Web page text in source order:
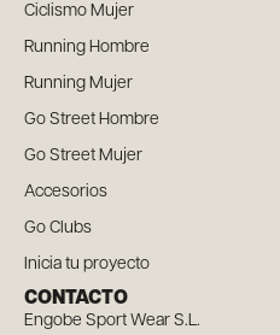
Ciclismo Mujer
Running Hombre
Running Mujer
Go Street Hombre
Go Street Mujer
Accesorios
Go Clubs
Inicia tu proyecto
CONTACTO
Engobe Sport Wear S.L.